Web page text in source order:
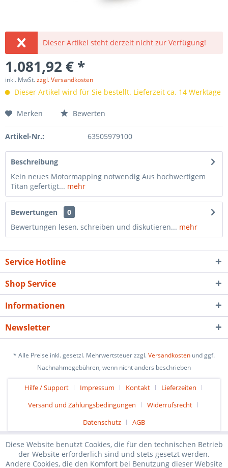
Dieser Artikel steht derzeit nicht zur Verfügung!
1.081,92 € *
inkl. MwSt.zzgl. Versandkosten
Dieser Artikel wird für Sie bestellt. Lieferzeit ca. 14 Werktage
Merken Bewerten
Artikel-Nr.: 63505979100
Beschreibung
Kein neues Motormapping notwendig Aus hochwertigem
Titan gefertigt... mehr
Bewertungen
0
Bewertungen lesen, schreiben und diskutieren... mehr
Service Hotline
Shop Service
Informationen
Newsletter
* Alle Preise inkl. gesetzl. Mehrwertsteuer zzgl.Versandkosten und ggf.
Nachnahmegebühren, wenn nicht anders beschrieben
Hilfe / Support Impressum Kontakt
Lieferzeiten
Versand und Zahlungsbedingungen
Widerrufsrecht
Datenschutz
AGB
Diese Website benutzt Cookies, die für den technischen Betrieb
der Website erforderlich sind und stets gesetzt werden.
Andere Cookies, die den Komfort bei Benutzung dieser Website